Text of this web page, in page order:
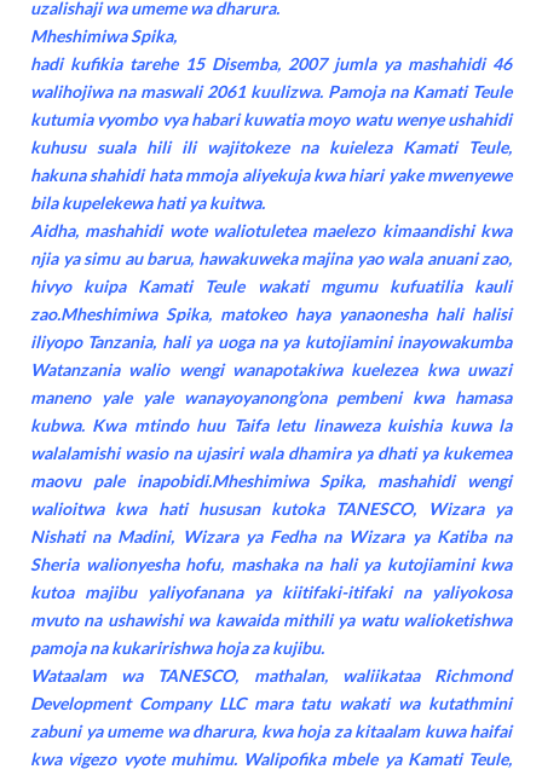
uzalishaji wa umeme wa dharura.
Mheshimiwa Spika,
hadi kufikia tarehe 15 Disemba, 2007 jumla ya mashahidi 46
walihojiwa na maswali 2061 kuulizwa. Pamoja na Kamati Teule
kutumia vyombo vya habari kuwatia moyo watu wenye ushahidi
kuhusu suala hili ili wajitokeze na kuieleza Kamati Teule,
hakuna shahidi hata mmoja aliyekuja kwa hiari yake mwenyewe
bila kupelekewa hati ya kuitwa.
Aidha, mashahidi wote waliotuletea maelezo kimaandishi kwa
njia ya simu au barua, hawakuweka majina yao wala anuani zao,
hivyo kuipa Kamati Teule wakati mgumu kufuatilia kauli
zao.Mheshimiwa Spika, matokeo haya yanaonesha hali halisi
iliyopo Tanzania, hali ya uoga na ya kutojiamini inayowakumba
Watanzania walio wengi wanapotakiwa kuelezea kwa uwazi
maneno yale yale wanayoyanong’ona pembeni kwa hamasa
kubwa. Kwa mtindo huu Taifa letu linaweza kuishia kuwa la
walalamishi wasio na ujasiri wala dhamira ya dhati ya kukemea
maovu pale inapobidi.Mheshimiwa Spika, mashahidi wengi
walioitwa kwa hati hususan kutoka TANESCO, Wizara ya
Nishati na Madini, Wizara ya Fedha na Wizara ya Katiba na
Sheria walionyesha hofu, mashaka na hali ya kutojiamini kwa
kutoa majibu yaliyofanana ya kiitifaki-itifaki na yaliyokosa
mvuto na ushawishi wa kawaida mithili ya watu walioketishwa
pamoja na kukaririshwa hoja za kujibu.
Wataalam wa TANESCO, mathalan, waliikataa Richmond
Development Company LLC mara tatu wakati wa kutathmini
zabuni ya umeme wa dharura, kwa hoja za kitaalam kuwa haifai
kwa vigezo vyote muhimu. Walipofika mbele ya Kamati Teule,